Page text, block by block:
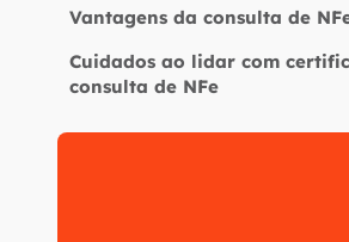
Vantagens da consulta de
Cuidados ao lidar com
consulta de NFe